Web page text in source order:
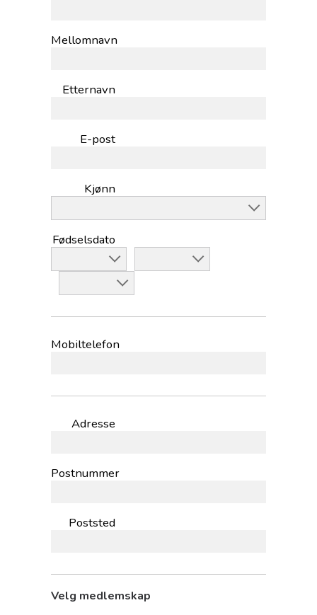
Mellomnavn
Etternavn
E-post
Kjønn
Fødselsdato
Mobiltelefon
Adresse
Postnummer
Poststed
Velg medlemskap